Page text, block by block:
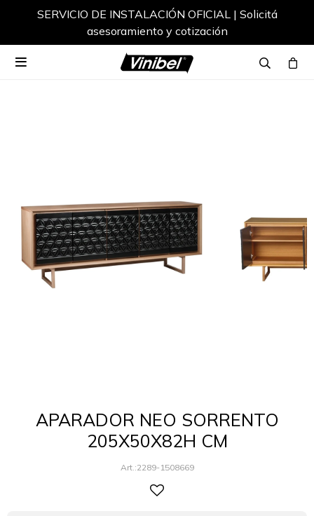
SERVICIO DE INSTALACIÓN OFICIAL | Solicitá
asesoramiento y cotización

APARADOR NEO SORRENTO
205X50X82H CM
2289-1508669